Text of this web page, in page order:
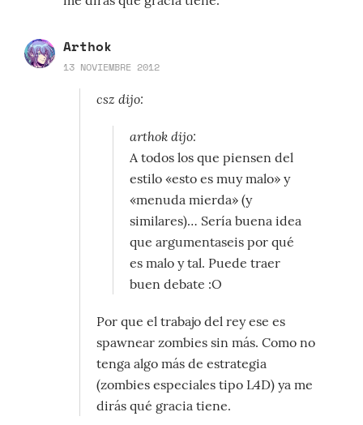
Arthok
13 NOVIEMBRE 2012
csz dijo:
arthok dijo:
A todos los que piensen del
estilo «esto es muy malo» y
«menuda mierda» (y
similares)… Sería buena idea
que argumentaseis por qué
es malo y tal. Puede traer
buen debate :O
Por que el trabajo del rey ese es
spawnear zombies sin más. Como no
tenga algo más de estrategia
(zombies especiales tipo L4D) ya me
dirás qué gracia tiene.